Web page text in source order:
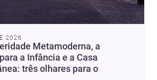
2026
Metamoderna, a
a Infância e a Casa
três olhares para o